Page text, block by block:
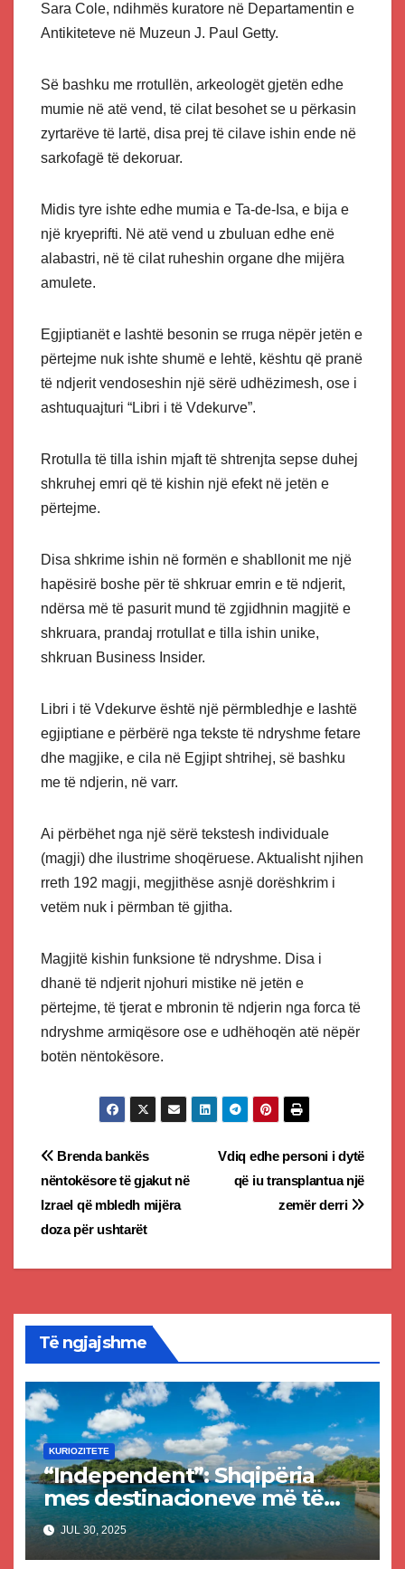
Sara Cole, ndihmës kuratore në Departamentin e
Antikiteteve në Muzeun J. Paul Getty.
Së bashku me rrotullën, arkeologët gjetën edhe
mumie në atë vend, të cilat besohet se u përkasin
zyrtarëve të lartë, disa prej të cilave ishin ende në
sarkofagë të dekoruar.
Midis tyre ishte edhe mumia e Ta-de-Isa, e bija e
një kryeprifti. Në atë vend u zbuluan edhe enë
alabastri, në të cilat ruheshin organe dhe mijëra
amulete.
Egjiptianët e lashtë besonin se rruga nëpër jetën e
përtejme nuk ishte shumë e lehtë, kështu që pranë
të ndjerit vendoseshin një sërë udhëzimesh, ose i
ashtuquajturi “Libri i të Vdekurve”.
Rrotulla të tilla ishin mjaft të shtrenjta sepse duhej
shkruhej emri që të kishin një efekt në jetën e
përtejme.
Disa shkrime ishin në formën e shabllonit me një
hapësirë boshe për të shkruar emrin e të ndjerit,
ndërsa më të pasurit mund të zgjidhnin magjitë e
shkruara, prandaj rrotullat e tilla ishin unike,
shkruan Business Insider.
Libri i të Vdekurve është një përmbledhje e lashtë
egjiptiane e përbërë nga tekste të ndryshme fetare
dhe magjike, e cila në Egjipt shtrihej, së bashku
me të ndjerin, në varr.
Ai përbëhet nga një sërë tekstesh individuale
(magji) dhe ilustrime shoqëruese. Aktualisht njihen
rreth 192 magji, megjithëse asnjë dorëshkrim i
vetëm nuk i përmban të gjitha.
Magjitë kishin funksione të ndryshme. Disa i
dhanë të ndjerit njohuri mistike në jetën e
përtejme, të tjerat e mbronin të ndjerin nga forca të
ndryshme armiqësore ose e udhëhoqën atë nëpër
botën nëntokësore.
Post
navigation
Vdiq edhe personi i dytë
që iu transplantua një
zemër derri
Brenda bankës
nëntokësore të gjakut në
Izrael që mbledh mijëra
doza për ushtarët
Të ngjajshme
KURIOZITETE
“Independent”: Shqipëria
mes destinacioneve më të
mira për pushime në vitin
2025
JUL 30, 2025